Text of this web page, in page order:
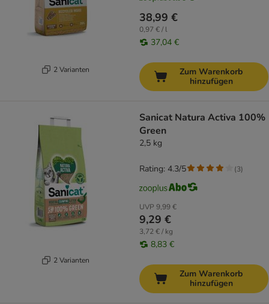
2 Varianten
38,99 €
0,97 € / l
37,04 €
Zum Warenkorb
hinzufügen
2 Varianten
Sanicat Natura Activa 100%
Green
2,5 kg
UVP 9,99 €
9,29 €
3,72 € / kg
8,83 €
Rating: 4.3/5 (3)
Zum Warenkorb
hinzufügen